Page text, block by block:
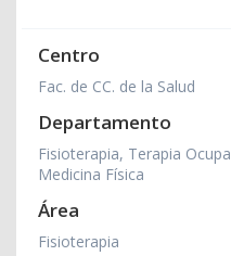
Centro
Fac. de CC. de la Salud
Departamento
Fisioterapia, Terapia
Medicina Física
Área
Fisioterapia